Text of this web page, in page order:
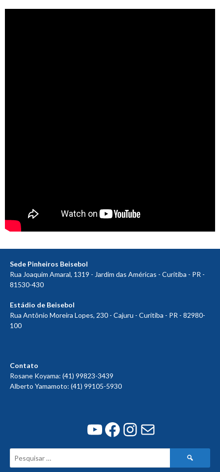
Sede Pinheiros Beisebol
Rua Joaquim Amaral, 1319 - Jardim das Américas - Curitiba - PR -
81530-430
Estádio de Beisebol
Rua Antônio Moreira Lopes, 230 - Cajuru - Curitiba - PR - 82980-
100
Contato
Rosane Koyama: (41) 99823-3439
Alberto Yamamoto: (41) 99105-5930
Youtube
Facebook
Instagram
E-mail
Pesquisar